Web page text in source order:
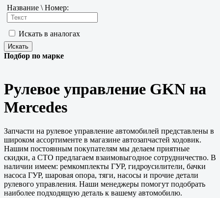
Название \ Номер:
Искать в аналогах
Подбор по марке
Рулевое управление GKN на
Mercedes
Запчасти на рулевое управление автомобилей представлены в
широком ассортименте в магазине автозапчастей ходовик.
Нашим постоянным покупателям мы делаем приятные
скидки, а СТО предлагаем взаимовыгодное сотрудничество. В
наличии имеем: ремкомплекты ГУР, гидроусилители, бачки
насоса ГУР, шаровая опора, тяги, насосы и прочие детали
рулевого управления. Наши менеджеры помогут подобрать
наиболее подходящую деталь к вашему автомобилю.